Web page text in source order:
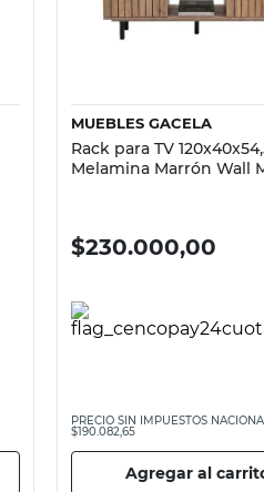
MUEBLES GACELA
Rack para TV
Melamina Marrón Wall
$230.000,00
PRECIO SIN IMPUESTOS
$190.082,65
Agregar al